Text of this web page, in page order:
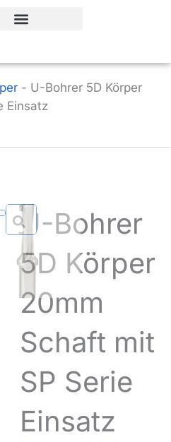
- U-Bohrer 5D Körper
Einsatz
U-Bohrer
5D Körper
20mm
Schaft mit
SP Serie
Einsatz